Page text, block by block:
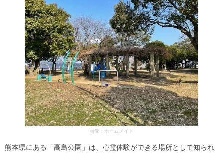
画像：ホームメイト
熊本県にある「高島公園」は、心霊体験ができる場所として知られ